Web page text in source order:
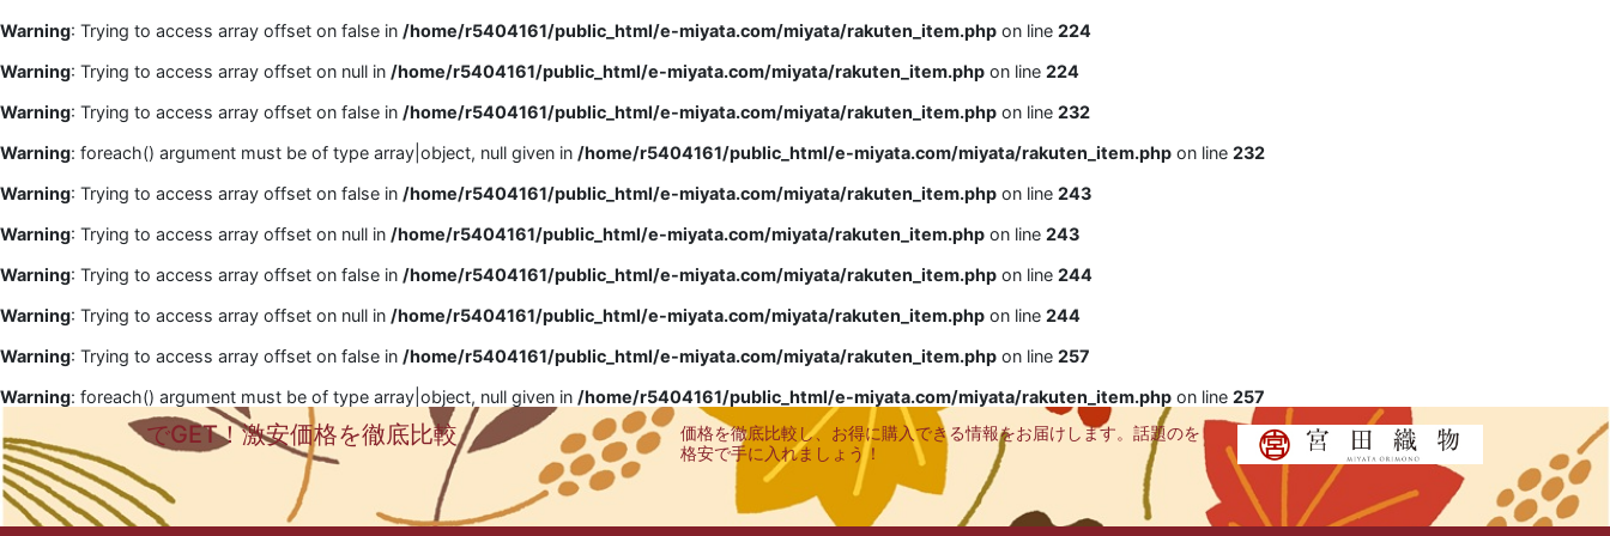
Warning: Trying to access array offset on false in /home/r5404161/public_html/e-miyata.com/miyata/rakuten_item.php on line 224
Warning: Trying to access array offset on null in /home/r5404161/public_html/e-miyata.com/miyata/rakuten_item.php on line 224
Warning: Trying to access array offset on false in /home/r5404161/public_html/e-miyata.com/miyata/rakuten_item.php on line 232
Warning: foreach() argument must be of type array|object, null given in /home/r5404161/public_html/e-miyata.com/miyata/rakuten_item.php on line 232
Warning: Trying to access array offset on false in /home/r5404161/public_html/e-miyata.com/miyata/rakuten_item.php on line 243
Warning: Trying to access array offset on null in /home/r5404161/public_html/e-miyata.com/miyata/rakuten_item.php on line 243
Warning: Trying to access array offset on false in /home/r5404161/public_html/e-miyata.com/miyata/rakuten_item.php on line 244
Warning: Trying to access array offset on null in /home/r5404161/public_html/e-miyata.com/miyata/rakuten_item.php on line 244
Warning: Trying to access array offset on false in /home/r5404161/public_html/e-miyata.com/miyata/rakuten_item.php on line 257
Warning: foreach() argument must be of type array|object, null given in /home/r5404161/public_html/e-miyata.com/miyata/rakuten_item.php on line 257
でGET！激安価格を徹底比較
価格を徹底比較し、お得に購入できる情報をお届けします。話題のを
格安で手に入れましょう！